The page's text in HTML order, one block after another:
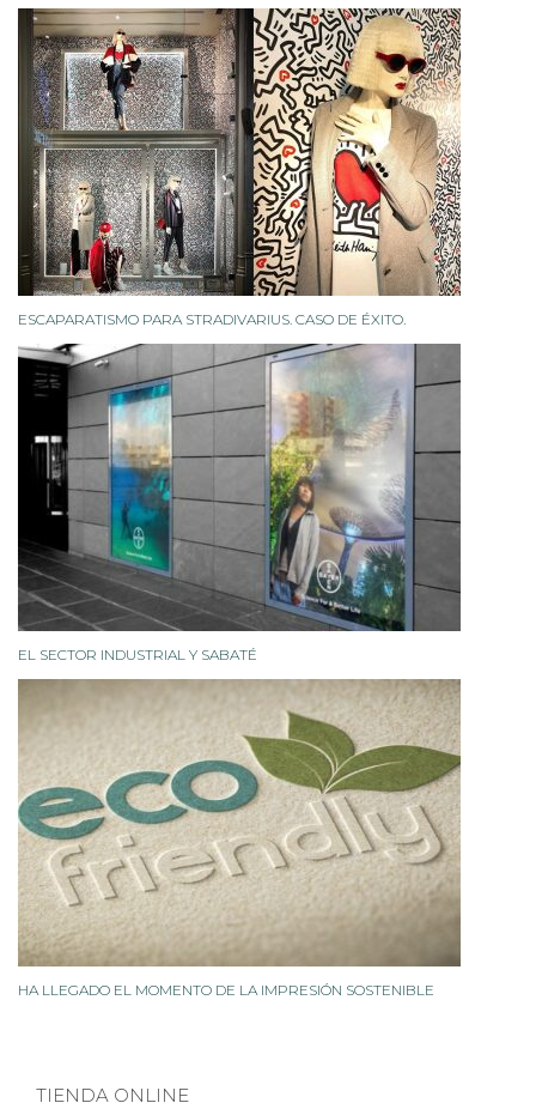
ESCAPARATISMO PARA STRADIVARIUS. CASO DE ÉXITO.
EL SECTOR INDUSTRIAL Y SABATÉ
HA LLEGADO EL MOMENTO DE LA IMPRESIÓN SOSTENIBLE
TIENDA ONLINE